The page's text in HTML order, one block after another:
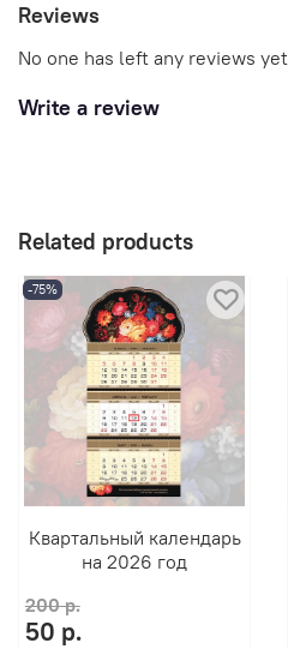
Reviews
No one has left any reviews yet
Write a review
Related products
-75%
Квартальный календарь
на 2026 год
200 р.
50 р.